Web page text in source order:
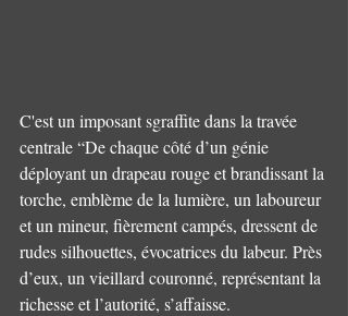
C'est un imposant sgraffite dans la travée
centrale “De chaque côté d’un génie
déployant un drapeau rouge et brandissant la
torche, emblème de la lumière, un laboureur
et un mineur, fièrement campés, dressent de
rudes silhouettes, évocatrices du labeur. Près
d’eux, un vieillard couronné, représentant la
richesse et l’autorité, s’affaisse.